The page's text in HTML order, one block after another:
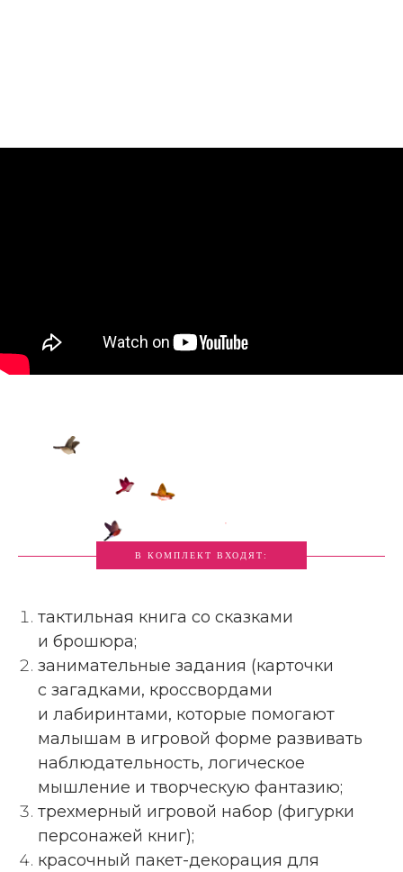
В КОМПЛЕКТ ВХОДЯТ:
тактильная книга со сказками
и брошюра;
занимательные задания (карточки
с загадками, кроссвордами
и лабиринтами, которые помогают
малышам в игровой форме развивать
наблюдательность, логическое
мышление и творческую фантазию;
трехмерный игровой набор (фигурки
персонажей книг);
красочный пакет-декорация для